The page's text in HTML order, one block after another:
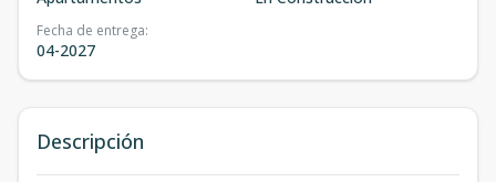
Fecha de entrega:
04-2027
Descripción